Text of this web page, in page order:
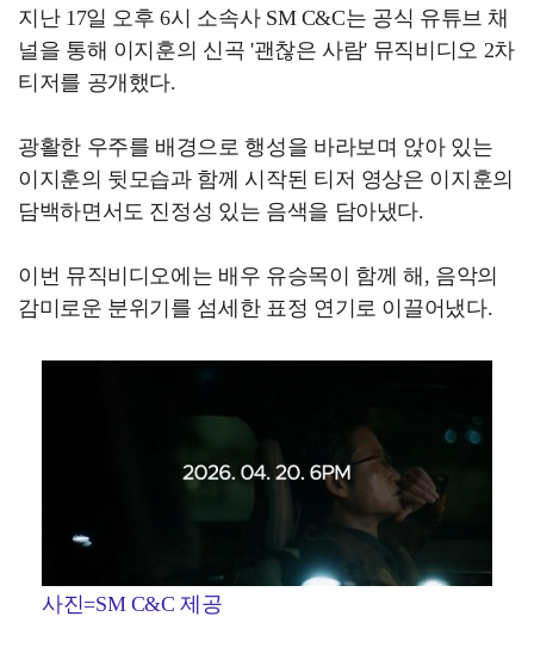
지난 17일 오후 6시 소속사 SM C&C는 공식 유튜브 채
널을 통해 이지훈의 신곡 '괜찮은 사람' 뮤직비디오 2차
티저를 공개했다.
광활한 우주를 배경으로 행성을 바라보며 앉아 있는
이지훈의 뒷모습과 함께 시작된 티저 영상은 이지훈의
담백하면서도 진정성 있는 음색을 담아냈다.
이번 뮤직비디오에는 배우 유승목이 함께 해, 음악의
감미로운 분위기를 섬세한 표정 연기로 이끌어냈다.
사진=SM C&C 제공